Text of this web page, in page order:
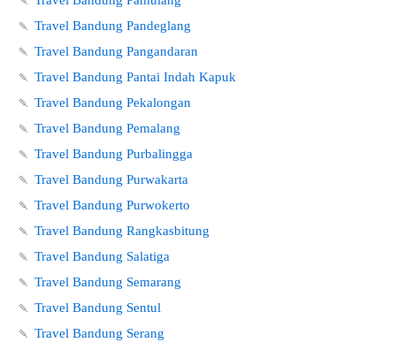
🍡 Travel Bandung Pandeglang
🍡 Travel Bandung Pangandaran
🍡 Travel Bandung Pantai Indah Kapuk
🍡 Travel Bandung Pekalongan
🍡 Travel Bandung Pemalang
🍡 Travel Bandung Purbalingga
🍡 Travel Bandung Purwakarta
🍡 Travel Bandung Purwokerto
🍡 Travel Bandung Rangkasbitung
🍡 Travel Bandung Salatiga
🍡 Travel Bandung Semarang
🍡 Travel Bandung Sentul
🍡 Travel Bandung Serang